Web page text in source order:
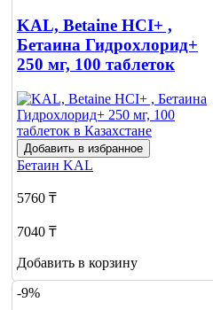
KAL, Betaine HCI+ ,
Бетаина Гидрохлорид+
250 мг, 100 таблеток
Добавить в избранное
Бетаин KAL
5760 ₸
7040 ₸
Добавить в корзину
-9%